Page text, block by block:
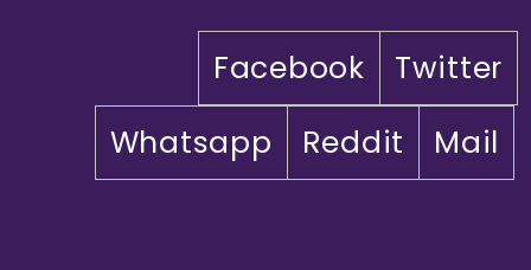
Facebook
Twitter
Whatsapp
Reddit Mail